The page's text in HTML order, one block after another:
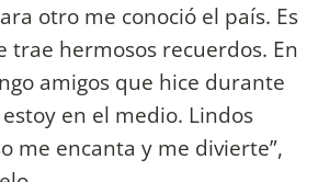
otro me conoció el país. Es
trae hermosos recuerdos. En
amigos que hice durante
en el medio. Lindos
me encanta y me divierte”,